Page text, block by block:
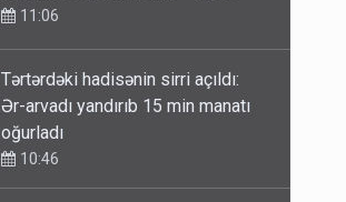
oğurladı
Əhaliyə hava ilə bağlı VACİB
XƏBƏRDARLIQ - Saat 11:00-dan…
09:15